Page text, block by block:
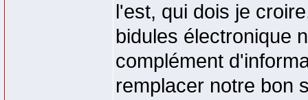
l'est, qui dois je
bidules électronique
complément
remplacer notre bon